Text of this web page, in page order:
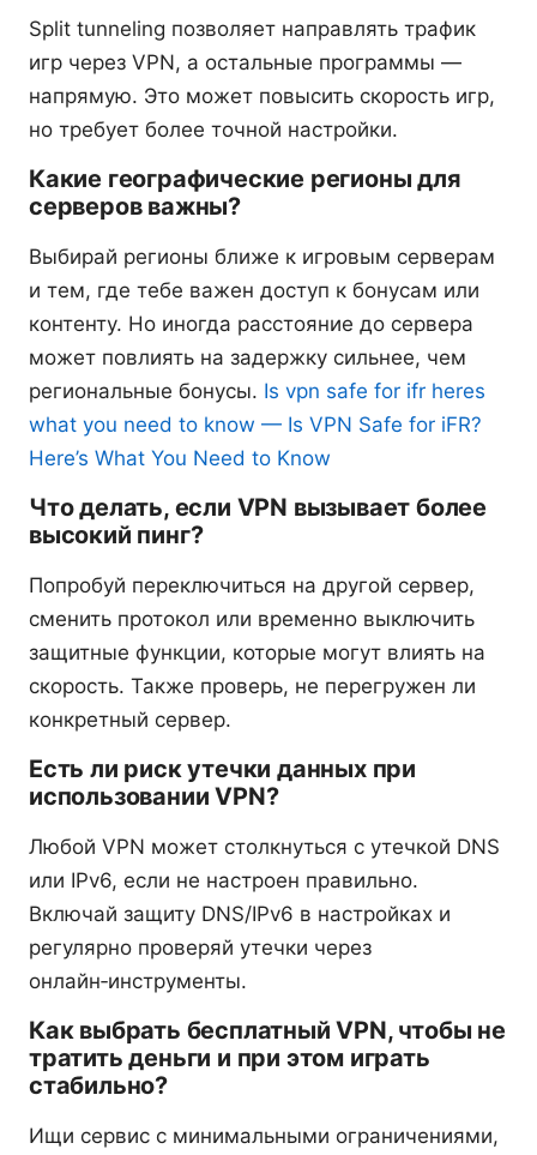
Split tunneling позволяет направлять трафик
игр через VPN, а остальные программы —
напрямую. Это может повысить скорость игр,
но требует более точной настройки.
Какие географические регионы для
серверов важны?
Выбирай регионы ближе к игровым серверам
и тем, где тебе важен доступ к бонусам или
контенту. Но иногда расстояние до сервера
может повлиять на задержку сильнее, чем
региональные бонусы. Is vpn safe for ifr heres
what you need to know — Is VPN Safe for iFR?
Here’s What You Need to Know
Что делать, если VPN вызывает более
высокий пинг?
Попробуй переключиться на другой сервер,
сменить протокол или временно выключить
защитные функции, которые могут влиять на
скорость. Также проверь, не перегружен ли
конкретный сервер.
Есть ли риск утечки данных при
использовании VPN?
Любой VPN может столкнуться с утечкой DNS
или IPv6, если не настроен правильно.
Включай защиту DNS/IPv6 в настройках и
регулярно проверяй утечки через
онлайн‑инструменты.
Как выбрать бесплатный VPN, чтобы не
тратить деньги и при этом играть
стабильно?
Ищи сервис с минимальными ограничениями,